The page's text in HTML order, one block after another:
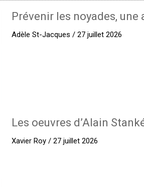
Prévenir les noyades,
Adèle St-Jacques / 27 juillet 2026
Les oeuvres d’Alain
Xavier Roy / 27 juillet 2026